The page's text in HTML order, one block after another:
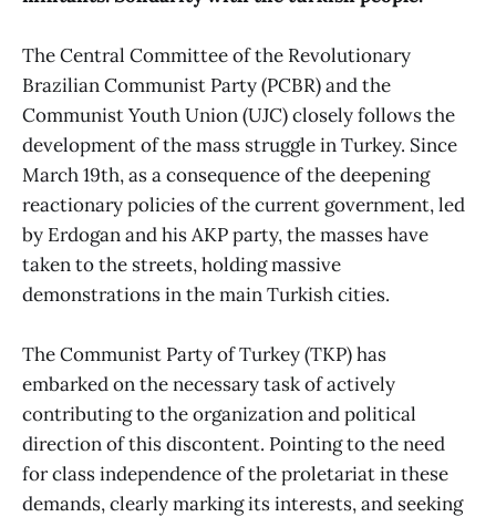
The Central Committee of the Revolutionary
Brazilian Communist Party (PCBR) and the
Communist Youth Union (UJC) closely follows the
development of the mass struggle in Turkey. Since
March 19th, as a consequence of the deepening
reactionary policies of the current government, led
by Erdogan and his AKP party, the masses have
taken to the streets, holding massive
demonstrations in the main Turkish cities.
The Communist Party of Turkey (TKP) has
embarked on the necessary task of actively
contributing to the organization and political
direction of this discontent. Pointing to the need
for class independence of the proletariat in these
demands, clearly marking its interests, and seeking